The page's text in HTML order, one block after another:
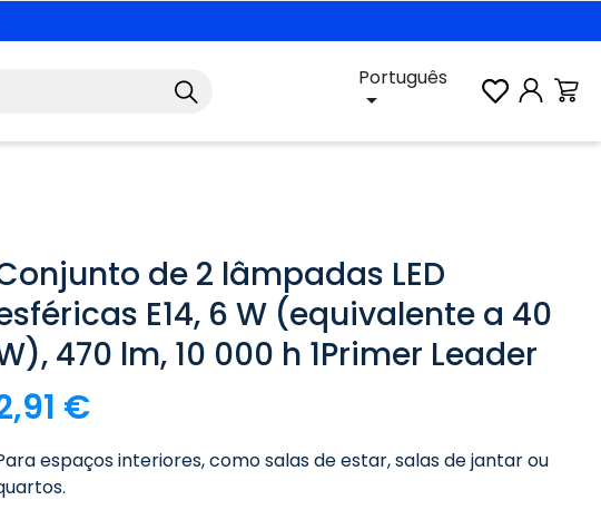
Português

de 2 lâmpadas LED
E14, 6 W (equivalente a 40
470 lm, 10 000 h 1Primer Leader
€
espaços interiores, como salas de estar, salas de jantar ou